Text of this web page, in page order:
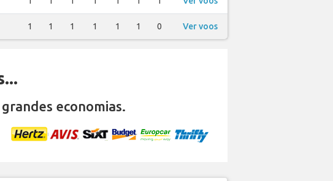
1 1 1 1 1 1 0 Ver voos
economias.